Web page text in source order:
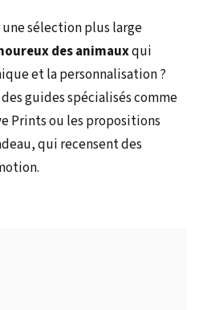
sélection plus large
des animauxqui
et la personnalisation ?
guides spécialisés comme
Prints ou les propositions
qui recensent des